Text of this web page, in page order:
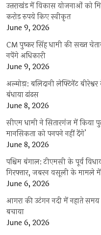
उत्तराखंड में विकास योजनाओं को
करोड़ रुपये किए स्वीकृत
June 9, 2026
CM पुष्कर सिंह धामी की सख्त
नपेंगे अधिकारी
June 9, 2026
अल्मोड़ा: बलिदानी लेफ्टिनेंट
बंधाया ढांढस
June 8, 2026
सीएम धामी ने सितारगंज में किया
मानसिकता को पनपने नहीं देंगे’
June 8, 2026
पश्चिम बंगाल: टीएमसी के पूर्व
गिरफ्तार, जबरन वसूली के मामले में
June 6, 2026
आगरा की उटंगन नदी में नहाते समय
बचाया
June 6, 2026